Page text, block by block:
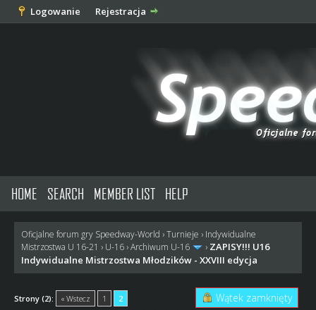
Logowanie Rejestracja
HOME SEARCH MEMBER LIST HELP
Oficjalne forum gry Speedway-World ›Turnieje › Indywidualne
Mistrzostwa U 16-21 › U-16›Archiwum U-16 › ZAPISY!!! U16
Indywidualne Mistrzostwa Młodzików - XXVIII edycja
Strony (2): « Wstecz 1 2 Wątek zamknięty